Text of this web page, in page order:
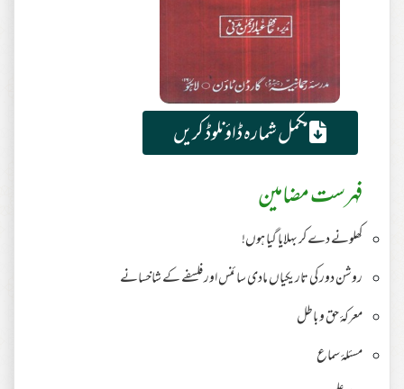
مکمل شمارہ ڈاؤنلوڈ کریں
فہرست مضامین
کھلونے دے کر بہلایا گیا ہوں!
روشن دور کی تاریکیاں مادی سائنس اور فلسفے کے شاخسانے
معرکۂ حق و باطل
مسئلۂ سماع